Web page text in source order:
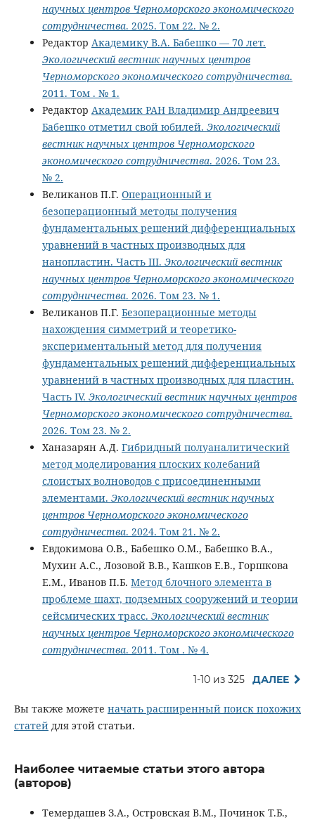
научных центров Черноморского экономического
сотрудничества. 2025. Том 22. № 2.
Редактор Академику В.А. Бабешко — 70 лет.
Экологический вестник научных центров
Черноморского экономического сотрудничества.
2011. Том . № 1.
Редактор Академик РАН Владимир Андреевич
Бабешко отметил свой юбилей. Экологический
вестник научных центров Черноморского
экономического сотрудничества. 2026. Том 23.
№ 2.
Великанов П.Г. Операционный и
безоперационный методы получения
фундаментальных решений дифференциальных
уравнений в частных производных для
нанопластин. Часть III. Экологический вестник
научных центров Черноморского экономического
сотрудничества. 2026. Том 23. № 1.
Великанов П.Г. Безоперационные методы
нахождения симметрий и теоретико-
экспериментальный метод для получения
фундаментальных решений дифференциальных
уравнений в частных производных для пластин.
Часть IV. Экологический вестник научных центров
Черноморского экономического сотрудничества.
2026. Том 23. № 2.
Ханазарян А.Д. Гибридный полуаналитический
метод моделирования плоских колебаний
слоистых волноводов с присоединенными
элементами. Экологический вестник научных
центров Черноморского экономического
сотрудничества. 2024. Том 21. № 2.
Евдокимова О.В., Бабешко О.М., Бабешко В.А.,
Мухин А.С., Лозовой В.В., Кашков Е.В., Горшкова
Е.М., Иванов П.Б. Метод блочного элемента в
проблеме шахт, подземных сооружений и теории
сейсмических трасс. Экологический вестник
научных центров Черноморского экономического
сотрудничества. 2011. Том . № 4.
1-10 из 325 ДАЛЕЕ
Вы также можете начать расширенный поиск похожих
статейдля этой статьи.
Наиболее читаемые статьи этого автора
(авторов)
Темердашев З.А., Островская В.М., Починок Т.Б.,